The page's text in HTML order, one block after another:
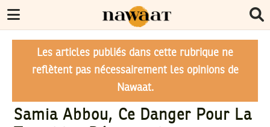
Les articles publiés dans cette rubrique ne
reflètent pas nécessairement les opinions de
Nawaat.
Samia Abbou, Ce Danger Pour La